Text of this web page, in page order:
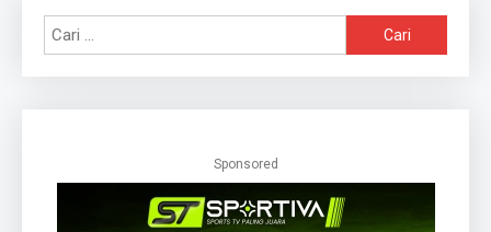
untuk:
Sponsored